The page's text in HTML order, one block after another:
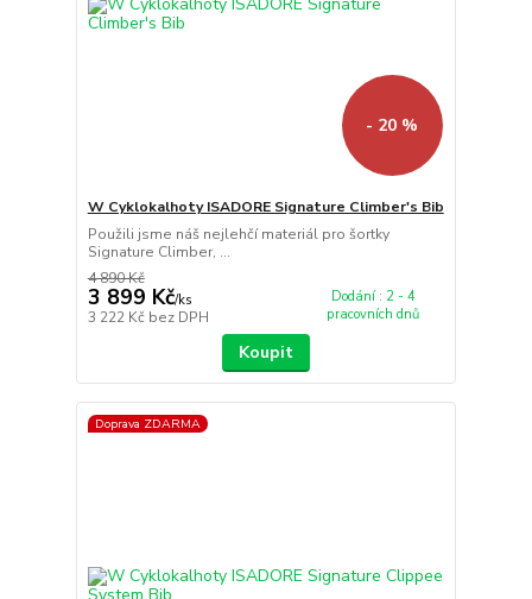
- 20 %
W Cyklokalhoty ISADORE Signature Climber's Bib
Použili jsme náš nejlehčí materiál pro šortky
Signature Climber, ...
4 890 Kč
3 899 Kč/ks
3 222 Kč bez DPH
Dodání : 2 - 4
pracovních dnů
Koupit
Doprava ZDARMA